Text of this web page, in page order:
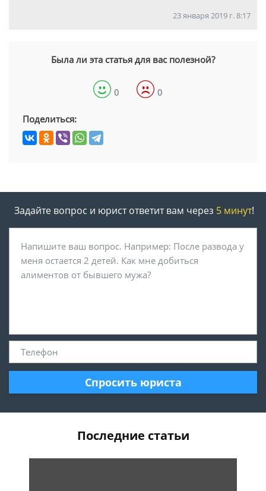
23 января 2019 г. 8:17
Была ли эта статья для вас полезной?
0 0
Поделиться:
Задайте вопрос и юрист ответит вам через 5 минут!
Спросить юриста
Последние статьи